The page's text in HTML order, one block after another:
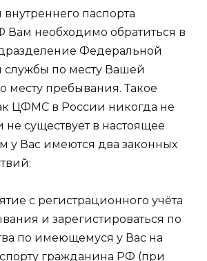
паспорта
Вам необходимо обратиться в
Федеральной
по месту Вашей
месту пребывания. Такое
ЦФМС в России никогда не
не существует в настоящее
у Вас имеются два законных
с регистрационного учёта
и зарегистироваться по
по имеющемуся у Вас на
гражданина РФ (при